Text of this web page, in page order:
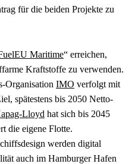
für die beiden Projekte zu
Maritime“ erreichen,
Kraftstoffe zu verwenden.
Organisation IMO verfolgt mit
spätestens bis 2050 Netto-
Lloyd hat sich bis 2045
die eigene Flotte.
werden digital
auch im Hamburger Hafen